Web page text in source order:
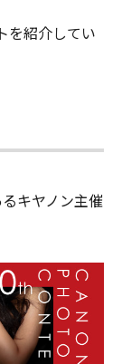
を紹介してい
キヤノン主催